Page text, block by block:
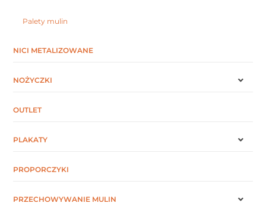
Palety mulin
NICI METALIZOWANE
NOŻYCZKI
OUTLET
PLAKATY
PROPORCZYKI
PRZECHOWYWANIE MULIN